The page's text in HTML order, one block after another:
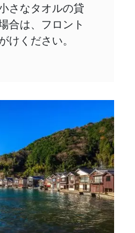
さなタオルの貸
合は、フロント
けください。